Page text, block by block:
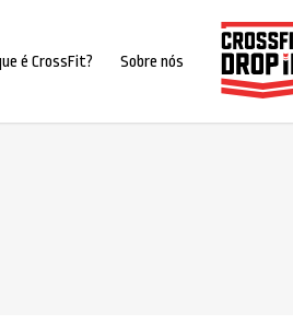
é CrossFit? Sobre nós